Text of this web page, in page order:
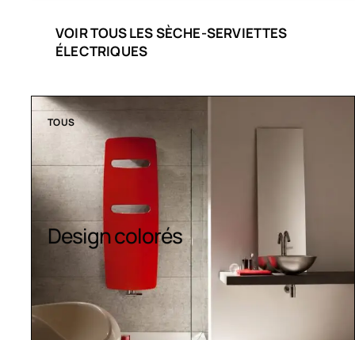
VOIR TOUS LES SÈCHE-SERVIETTES
ÉLECTRIQUES
TOUS
Sèche-serviettes
contemporains